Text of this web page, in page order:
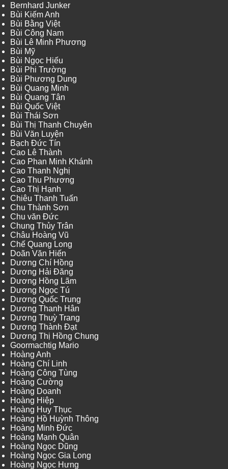
Bernhard Junker
Bùi Kiếm Anh
Bùi Bằng Việt
Bùi Công Nam
Bùi Lê Minh Phương
Bùi Mỹ
Bùi Ngọc Hiếu
Bùi Phi Trường
Bùi Phương Dung
Bùi Quang Minh
Bùi Quang Tân
Bùi Quốc Việt
Bùi Thái Sơn
Bùi Thị Thanh Chuyên
Bùi Văn Luyện
Bạch Đức Tín
Cao Lê Thành
Cao Phan Minh Khánh
Cao Thanh Nghị
Cao Thu Phương
Cao Thị Hạnh
Chiêu Thanh Tuấn
Chu Thành Sơn
Chu văn Đức
Chung Thủy Trân
Châu Hoàng Vũ
Chế Quang Long
Doãn Văn Hiến
Dương Chí Hồng
Dương Hải Đăng
Dương Hồng Lãm
Dương Ngọc Tú
Dương Quốc Trung
Dương Thanh Hân
Dương Thuỳ Trang
Dương Thành Đạt
Dương Thị Hồng Chung
Goormachtig Mario
Hoàng Anh
Hoàng Chí Linh
Hoàng Công Tùng
Hoàng Cường
Hoàng Doanh
Hoàng Hiệp
Hoàng Huy Thục
Hoàng Hồ Huỳnh Thông
Hoàng Minh Đức
Hoàng Mạnh Quân
Hoàng Ngọc Dũng
Hoàng Ngọc Gia Long
Hoàng Ngọc Hưng